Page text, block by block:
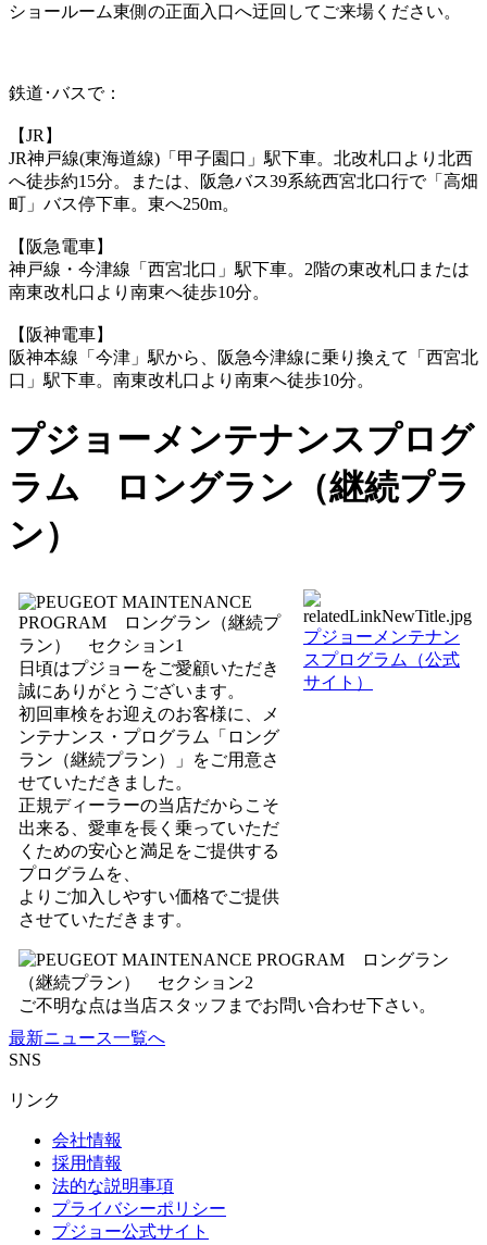
ショールーム東側の正面入口へ迂回してご来場ください。
鉄道･バスで：
【JR】
JR神戸線(東海道線)「甲子園口」駅下車。北改札口より北西
へ徒歩約15分。または、阪急バス39系統西宮北口行で「高畑
町」バス停下車。東へ250m。
【阪急電車】
神戸線・今津線「西宮北口」駅下車。2階の東改札口または
南東改札口より南東へ徒歩10分。
【阪神電車】
阪神本線「今津」駅から、阪急今津線に乗り換えて「西宮北
口」駅下車。南東改札口より南東へ徒歩10分。
プジョーメンテナンスプログ
ラム ロングラン（継続プラ
ン）
日頃はプジョーをご愛顧いただき
誠にありがとうございます。
初回車検をお迎えのお客様に、メ
ンテナンス・プログラム「ロング
ラン（継続プラン）」をご用意さ
せていただきました。
正規ディーラーの当店だからこそ
出来る、愛車を長く乗っていただ
くための安心と満足をご提供する
プログラムを、
よりご加入しやすい価格でご提供
させていただきます。
プジョーメンテナン
スプログラム（公式
サイト）
ご不明な点は当店スタッフまでお問い合わせ下さい。
最新ニュース一覧へ
SNS
リンク
会社情報
採用情報
法的な説明事項
プライバシーポリシー
プジョー公式サイト